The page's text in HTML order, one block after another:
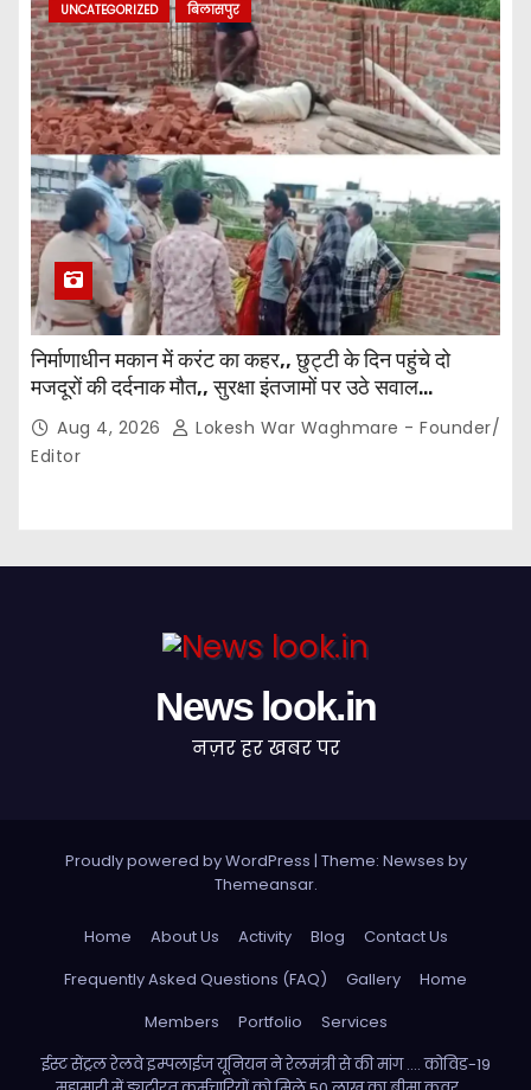
UNCATEGORIZED बिलासपुर
निर्माणाधीन मकान में करंट का कहर,, छुट्टी के दिन पहुंचे दो
मजदूरों की दर्दनाक मौत,, सुरक्षा इंतजामों पर उठे सवाल…
Aug 4, 2026
Lokesh War Waghmare - Founder/
Editor
News look.in
नज़र हर खबर पर
Proudly powered by WordPress | Theme: Newses by
Themeansar.
Home About Us Activity Blog
Contact Us
Frequently Asked Questions (FAQ)
Gallery
Home
Members
Portfolio
Services
ईस्ट सेंट्रल रेलवे इम्पलाईज यूनियन ने रेलमंत्री से की मांग …. कोविड-19